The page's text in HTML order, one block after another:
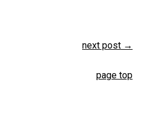
next post →
page top